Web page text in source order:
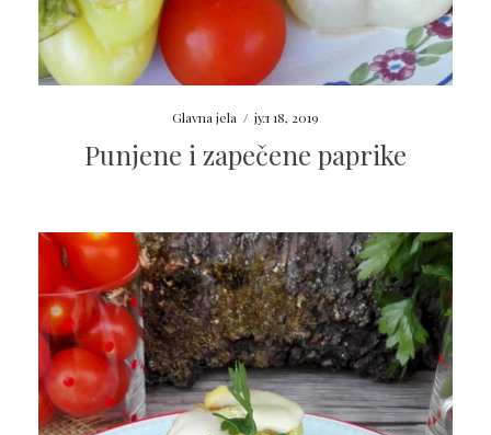
Glavna jela / јул 18, 2019
Punjene i zapečene paprike